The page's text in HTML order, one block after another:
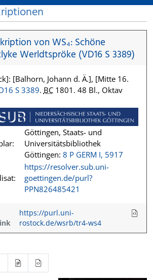
von WS₄: Schöne
Werldtspröke (VD16 S 3389)
[Balhorn, Johann d. Ä.], [Mitte 16.
S 3389. BC1801. 48 Bl., Oktav
Göttingen, Staats- und
Universitätsbibliothek
Göttingen: 8 P GERM I, 5917
https://resolver.sub.uni-
goettingen.de/purl?
PPN826485421
https://purl.uni-
rostock.de/wsrb/tr4-ws4